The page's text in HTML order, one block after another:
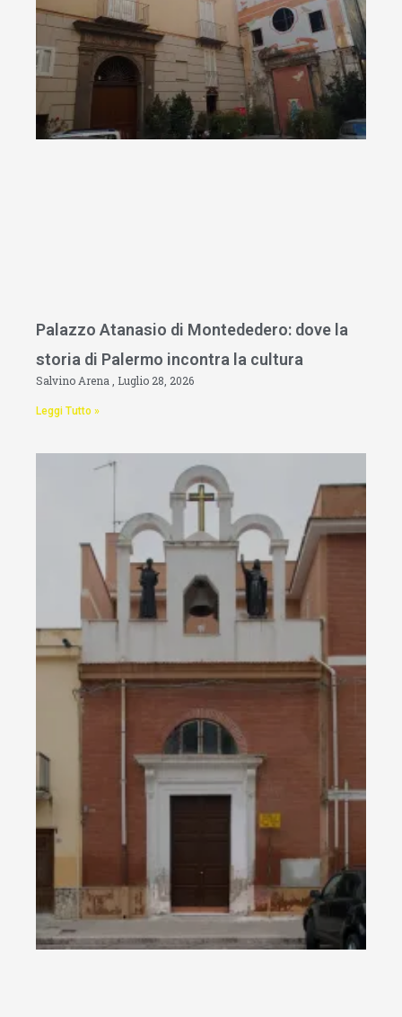
Palazzo Atanasio di Montededero: dove la
storia di Palermo incontra la cultura
Salvino Arena Luglio 28, 2026
Leggi Tutto »